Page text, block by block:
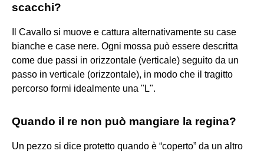
scacchi?
Il Cavallo si muove e cattura alternativamente su case
bianche e case nere. Ogni mossa può essere descritta
come due passi in orizzontale (verticale) seguito da un
passo in verticale (orizzontale), in modo che il tragitto
percorso formi idealmente una "L".
Quando il re non può mangiare la regina?
Un pezzo si dice protetto quando è “coperto” da un altro